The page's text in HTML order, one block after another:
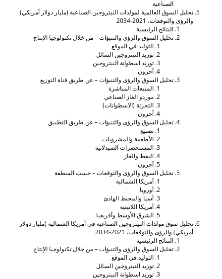
تحليل السوق العالمية لمولدات النيتروجين الصناعية (مليار دولار أمريكي)
والرؤى والتوقعات، 2021-2034
النتائج الرئيسية
تحليل السوق والرؤى والتنبؤات – من خلال تكنولوجيا الإنتاج
التوليد في الموقع
توريد النيتروجين السائل
توريد اسطوانة النيتروجين
تحليل السوق والرؤى والتنبؤات – عن طريق قناة التوزيع
المبيعات المباشرة
موردو الغاز الصناعي
التجزئة (الاسطوانات)
تحليل السوق والرؤى والتنبؤات – عن طريق التطبيق
الأطعمة والمشروبات
المستحضرات الصيدلانية
النفط والغاز
تحليل السوق والرؤى والتوقعات – حسب المنطقة
أمريكا الشمالية
آسيا والمحيط الهادئ
أمريكا اللاتينية
الشرق الأوسط وأفريقيا
تحليل سوق مولدات النيتروجين الصناعية في أمريكا الشمالية (مليار دولار
أمريكي) والرؤى والتوقعات، 2021-2034
النتائج الرئيسية
تحليل السوق والرؤى والتنبؤات – من خلال تكنولوجيا الإنتاج
التوليد في الموقع
توريد النيتروجين السائل
توريد اسطوانة النيتروجين